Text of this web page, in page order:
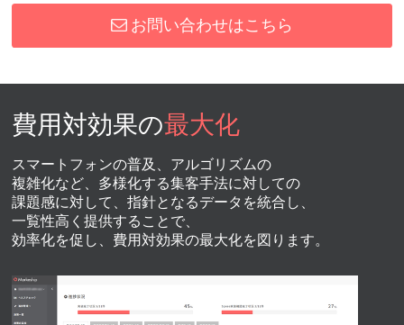
お問い合わせはこちら
費用対効果の最大化
スマートフォンの普及、アルゴリズムの
複雑化など、多様化する集客手法に対しての
課題感に対して、指針となるデータを統合し、
一覧性高く提供することで、
効率化を促し、費用対効果の最大化を図ります。